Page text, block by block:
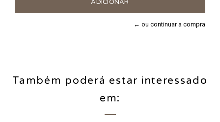
← ou continuar a compra
Também poderá estar interessado
em: